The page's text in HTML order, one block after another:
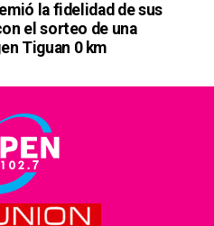
la fidelidad de sus
el sorteo de una
Tiguan 0 km